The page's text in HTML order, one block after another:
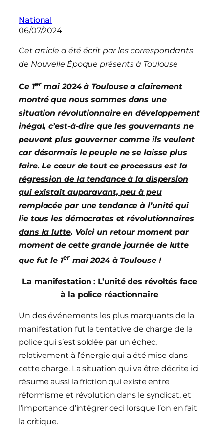
National
06/07/2024
Cet article a été écrit par les correspondants
de Nouvelle Époque présents à Toulouse
Ce 1ermai 2024 à Toulouse a clairement
montré que nous sommes dans une
situation révolutionnaire en développement
inégal, c’est-à-dire que les gouvernants ne
peuvent plus gouverner comme ils veulent
car désormais le peuple ne se laisse plus
faire.Le cœur de tout ce processus est la
régression de la tendance à la dispersion
qui existait auparavant, peu à peu
remplacée par une tendance à l’unité qui
lie tous les démocrates et révolutionnaires
dans la lutte. Voici un retour moment par
moment de cette grande journée de lutte
que fut le 1ermai 2024 à Toulouse !
La manifestation : L’unité des révoltés face
à la police réactionnaire
Un des événements les plus marquants de la
manifestation fut la tentative de charge de la
police qui s’est soldée par un échec,
relativement à l’énergie qui a été mise dans
cette charge. La situation qui va être décrite ici
résume aussi la friction qui existe entre
réformisme et révolution dans le syndicat, et
l’importance d’intégrer ceci lorsque l’on en fait
la critique.